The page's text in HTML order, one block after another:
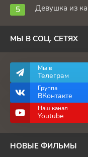
Девушка из
МЫ В СОЦ. СЕТЯХ
Мы в
Телеграм
Группа
ВКонтакте
Наш канал
Youtube
НОВЫЕ ФИЛЬМЫ